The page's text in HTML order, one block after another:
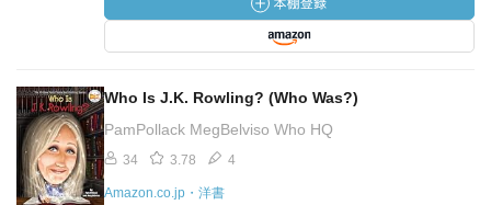
Who Is J.K. Rowling? (Who Was?)
PamPollack MegBelviso Who HQ
34 3.78 4
Amazon.co.jp・洋書